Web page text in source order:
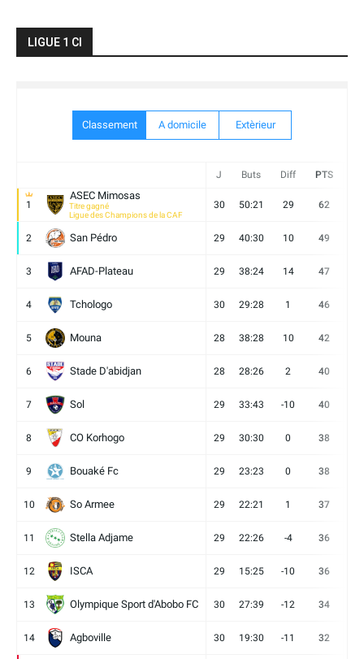
LIGUE 1 CI
Classement A domicile Extèrieur
J Buts Diff PTS
1
ASEC Mimosas
Titre gagné
Ligue des Champions de la CAF
30 50:21 29 62
2 San Pédro 29 40:30 10 49
3 AFAD-Plateau 29 38:24 14 47
4 Tchologo 30 29:28 1 46
5 Mouna 28 38:28 10 42
6 Stade D'abidjan 28 28:26 2 40
7 Sol 29 33:43 -10 40
8 CO Korhogo 29 30:30 0 38
9 Bouaké Fc 29 23:23 0 38
10 So Armee 29 22:21 1 37
11 Stella Adjame 29 22:26 -4 36
12 ISCA 29 15:25 -10 36
13 Olympique Sport d'Abobo FC 30 27:39 -12 34
14 Agboville 30 19:30 -11 32